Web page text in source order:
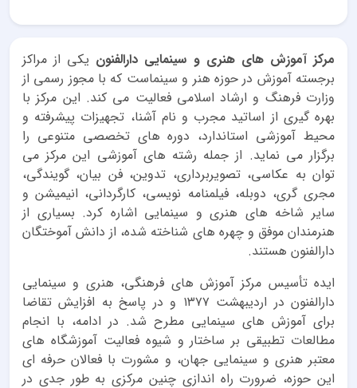
مرکز آموزش های هنری و سینمایی دارالفنون یکی از مراکز
برجسته آموزش در حوزه هنر و سینماست که با مجوز رسمی از
وزارت فرهنگ و ارشاد اسلامی فعالیت می کند. این مرکز با
بهره گیری از اساتید مجرب و نام آشنا، تجهیزات پیشرفته و
محیط آموزشی استاندارد، دوره های تخصصی متنوعی را
برگزار می نماید. از جمله رشته های آموزشی این مرکز می
توان به عکاسی، تصویربرداری، تدوین، فن بیان، گویندگی،
مجری گری، دوبله، فیلمنامه نویسی، کارگردانی، انیمیشن و
سایر شاخه های هنری و سینمایی اشاره کرد. بسیاری از
هنرمندان موفق و چهره های شناخته شده، از دانش آموختگان
دارالفنون هستند.
ایده تأسیس مرکز آموزش های فرهنگی، هنری و سینمایی
دارالفنون در اردیبهشت ۱۳۷۷ و در پاسخ به افزایش تقاضا
برای آموزش های سینمایی مطرح شد. در ادامه، با انجام
مطالعات تطبیقی بر ساختار و شیوه فعالیت آموزشگاه های
معتبر هنری و سینمایی جهان، و مشورت با فعالان حرفه ای
این حوزه، ضرورت راه اندازی چنین مرکزی به طور جدی در